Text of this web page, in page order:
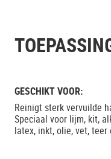
GESCHIKT VOOR:
Reinigt sterk vervuilde
Speciaal voor lijm, kit,
latex, inkt, olie, vet, teer